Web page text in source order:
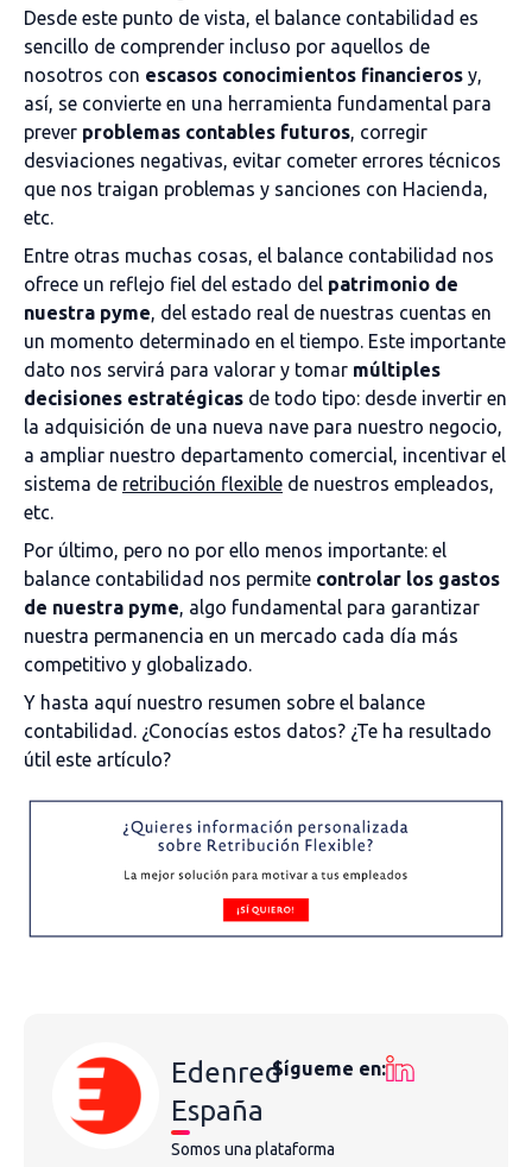
Desde este punto de vista, el balance contabilidad es
sencillo de comprender incluso por aquellos de
nosotros con escasos conocimientos financieros y,
así, se convierte en una herramienta fundamental para
prever problemas contables futuros, corregir
desviaciones negativas, evitar cometer errores técnicos
que nos traigan problemas y sanciones con Hacienda,
etc.
Entre otras muchas cosas, el balance contabilidad nos
ofrece un reflejo fiel del estado del patrimonio de
nuestra pyme, del estado real de nuestras cuentas en
un momento determinado en el tiempo. Este importante
dato nos servirá para valorar y tomar múltiples
decisiones estratégicas de todo tipo: desde invertir en
la adquisición de una nueva nave para nuestro negocio,
a ampliar nuestro departamento comercial, incentivar el
sistema de retribución flexible de nuestros empleados,
etc.
Por último, pero no por ello menos importante: el
balance contabilidad nos permite controlar los gastos
de nuestra pyme, algo fundamental para garantizar
nuestra permanencia en un mercado cada día más
competitivo y globalizado.
Y hasta aquí nuestro resumen sobre el balance
contabilidad. ¿Conocías estos datos? ¿Te ha resultado
útil este artículo?
Edenred
España
Somos una plataforma
Sígueme en: